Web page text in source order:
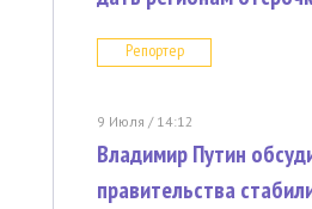
Репортер
9 Июля / 14:12
Владимир Путин
правительства